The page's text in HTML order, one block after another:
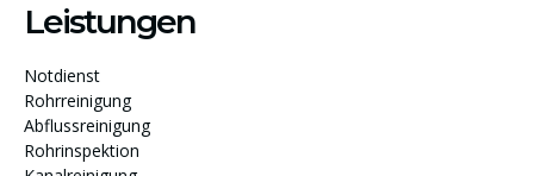
Leistungen
Notdienst
Rohrreinigung
Abflussreinigung
Rohrinspektion